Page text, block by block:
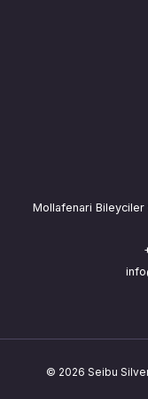
Mollafenari Bileyciler
© 2026 Seibu